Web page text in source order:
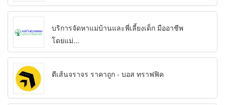
บริการจัดหาแม่บ้านและพี่เลี้ยงเด็ก มืออาชีพ
โดยแม่...
ตีเส้นจราจร ราคาถูก - บอส ทราฟฟิค